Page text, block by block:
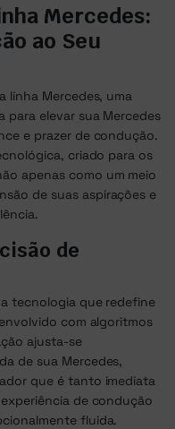
Mercedes:
ao Seu
linha Mercedes, uma
para elevar sua Mercedes
e prazer de condução.
criado para os
apenas como um meio
de suas aspirações e
de
tecnologia que redefine
com algoritmos
ajusta-se
de sua Mercedes,
que é tanto imediata
de condução
fluida.